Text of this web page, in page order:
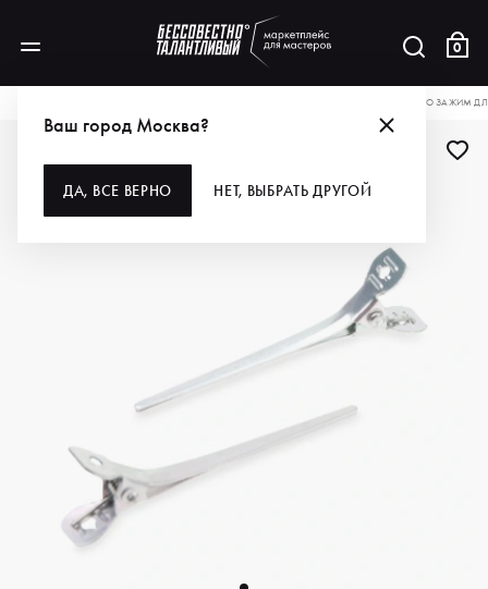
0
Ваш город Москва?
ДА, ВСЕ ВЕРНО НЕТ, ВЫБРАТЬ ДРУГОЙ
DEWAL PRO ЗАЖИМ